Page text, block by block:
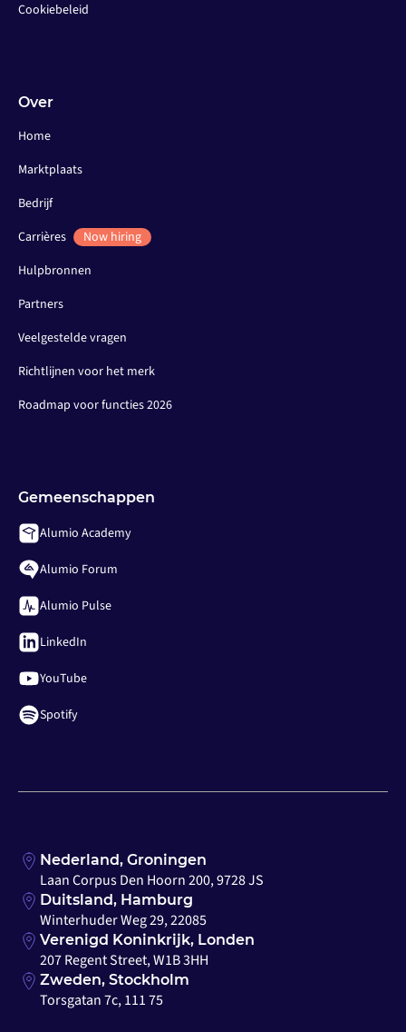
Cookiebeleid
Over
Home
Marktplaats
Bedrijf
Carrières
Now hiring
Hulpbronnen
Partners
Veelgestelde vragen
Richtlijnen voor het merk
Roadmap voor functies 2026
Gemeenschappen
Alumio Academy
Alumio Forum
Alumio Pulse
LinkedIn
YouTube
Spotify
Nederland, Groningen
Laan Corpus Den Hoorn 200, 9728 JS
Duitsland, Hamburg
Winterhuder Weg 29, 22085
Verenigd Koninkrijk, Londen
207 Regent Street, W1B 3HH
Zweden, Stockholm
Torsgatan 7c, 111 75